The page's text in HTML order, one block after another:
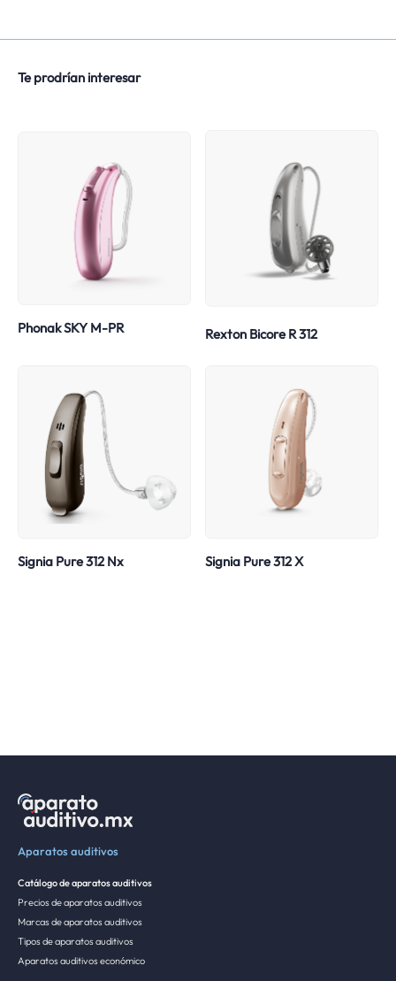
Te prodrían interesar
Phonak SKY M-PR Rexton Bicore R 312
Signia Pure 312 Nx Signia Pure 312 X
Aparatos auditivos
Catálogo de aparatos auditivos
Precios de aparatos auditivos
Marcas de aparatos auditivos
Tipos de aparatos auditivos
Aparatos auditivos económico